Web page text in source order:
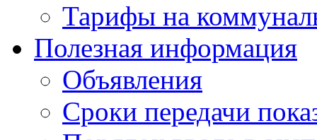
Тарифы на
Полезная информация
Объявления
Сроки передачи